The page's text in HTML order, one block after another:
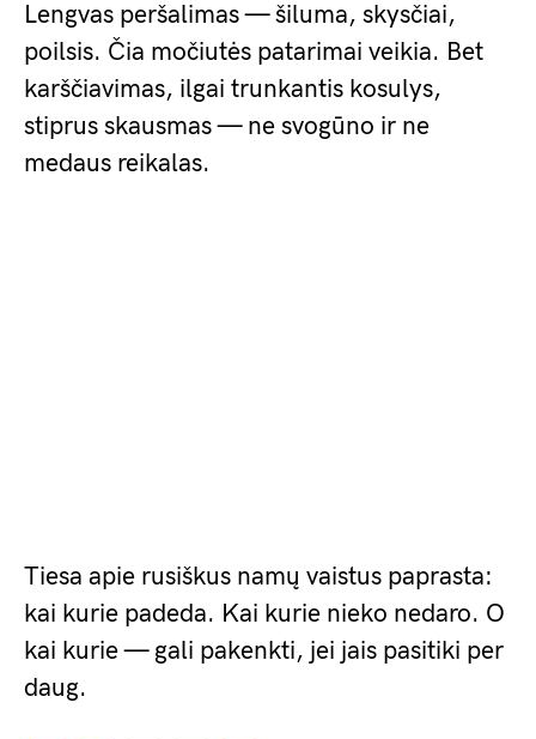
Lengvas peršalimas — šiluma, skysčiai,
poilsis. Čia močiutės patarimai veikia. Bet
karščiavimas, ilgai trunkantis kosulys,
stiprus skausmas — ne svogūno ir ne
medaus reikalas.
Tiesa apie rusiškus namų vaistus paprasta:
kai kurie padeda. Kai kurie nieko nedaro. O
kai kurie — gali pakenkti, jei jais pasitiki per
daug.